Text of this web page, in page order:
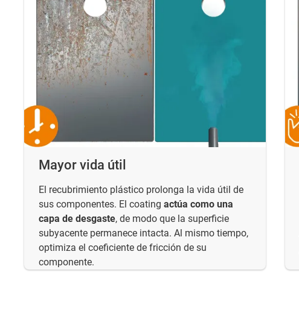
Mayor vida útil
El recubrimiento plástico prolonga la vida útil de
sus componentes. El coating actúa como una
capa de desgaste, de modo que la superficie
subyacente permanece intacta. Al mismo tiempo,
optimiza el coeficiente de fricción de su
componente.